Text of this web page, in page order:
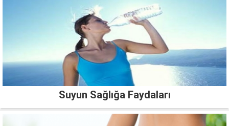
Suyun Sağlığa Faydaları